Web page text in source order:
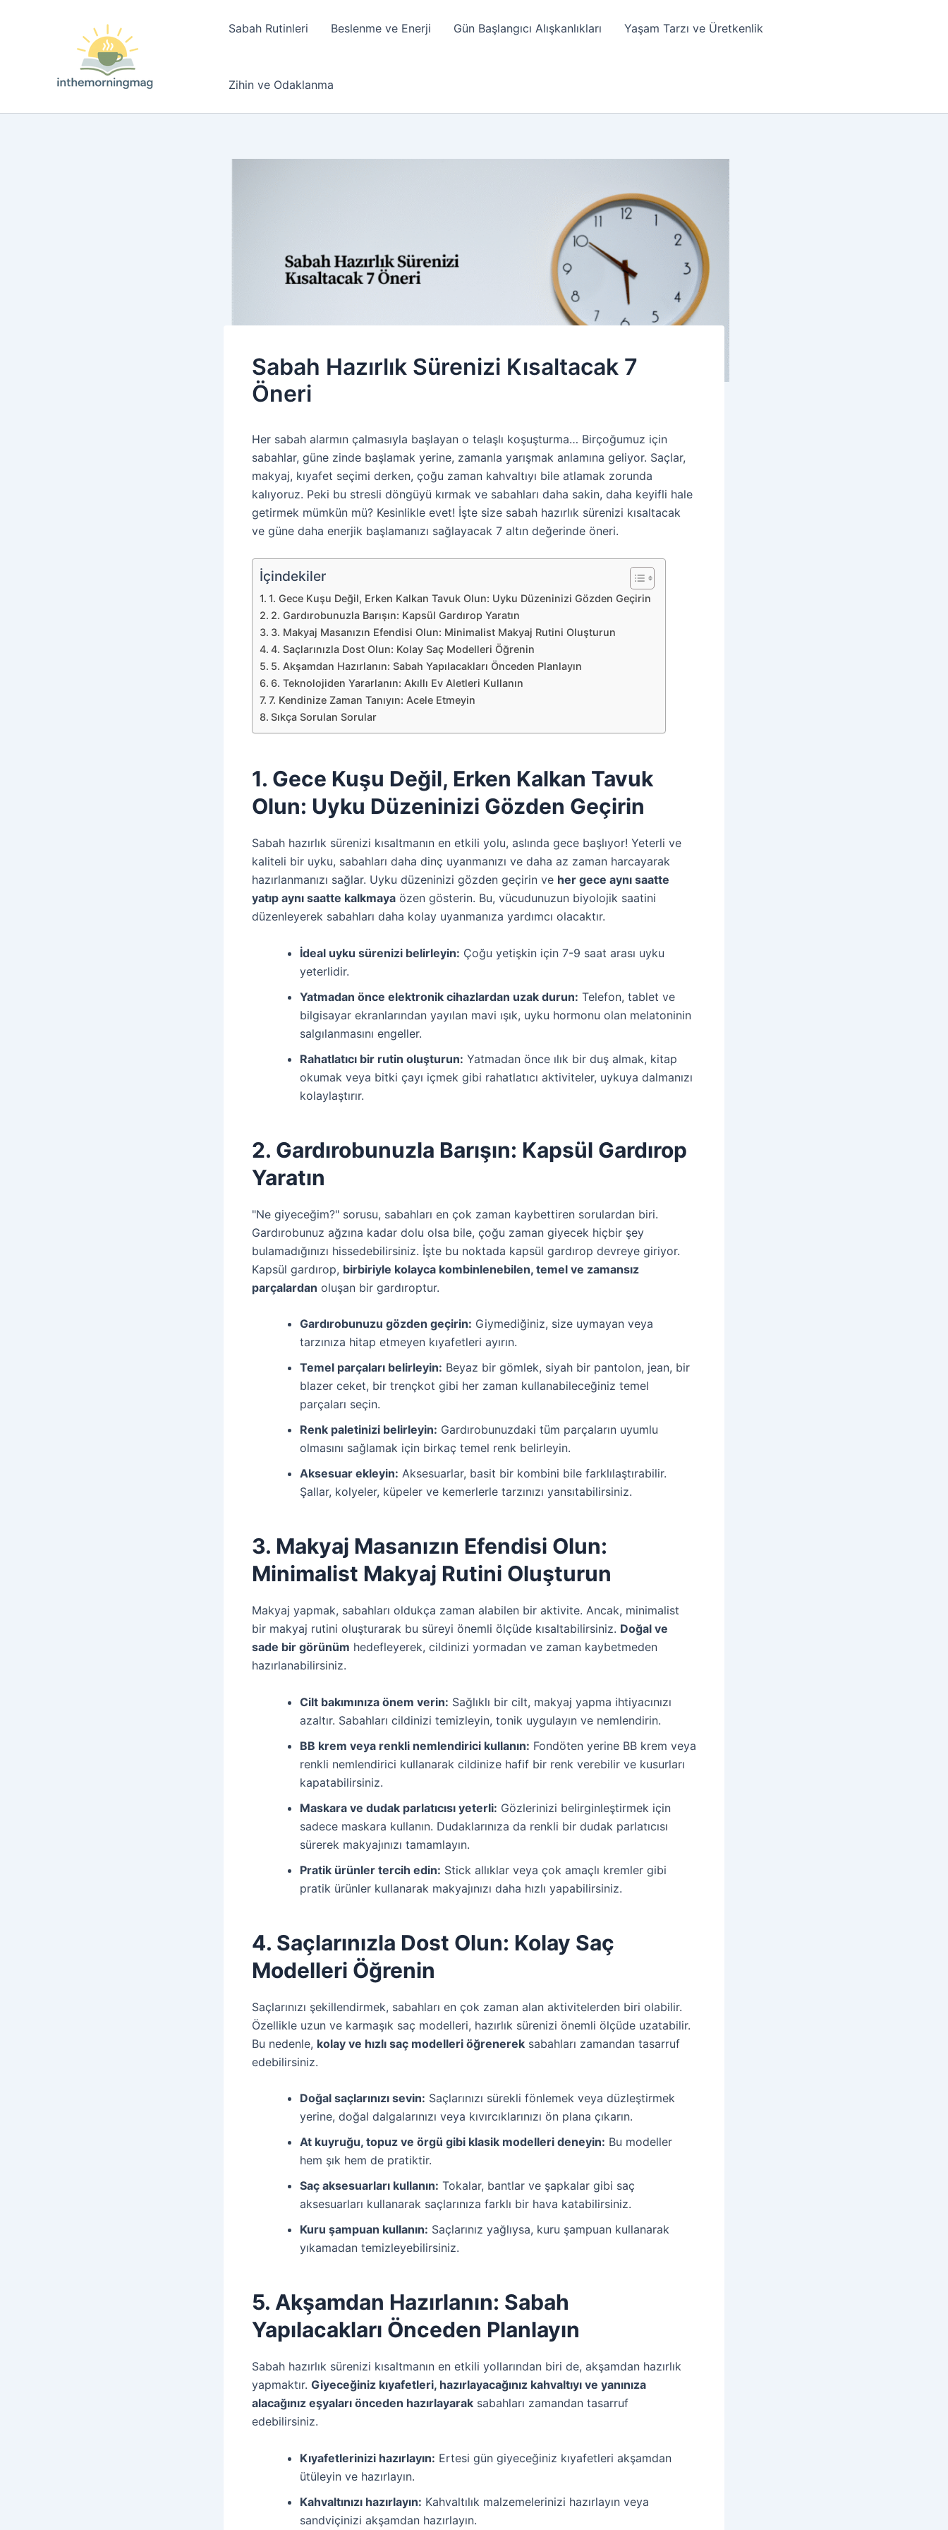
Sabah Rutinleri Beslenme ve Enerji Gün Başlangıcı Alışkanlıkları Yaşam Tarzı ve Üretkenlik
Zihin ve Odaklanma
Sabah Hazırlık Sürenizi Kısaltacak 7
Öneri
Her sabah alarmın çalmasıyla başlayan o telaşlı koşuşturma… Birçoğumuz için
sabahlar, güne zinde başlamak yerine, zamanla yarışmak anlamına geliyor. Saçlar,
makyaj, kıyafet seçimi derken, çoğu zaman kahvaltıyı bile atlamak zorunda
kalıyoruz. Peki bu stresli döngüyü kırmak ve sabahları daha sakin, daha keyifli hale
getirmek mümkün mü? Kesinlikle evet! İşte size sabah hazırlık sürenizi kısaltacak
ve güne daha enerjik başlamanızı sağlayacak 7 altın değerinde öneri.
İçindekiler
1. Gece Kuşu Değil, Erken Kalkan Tavuk Olun: Uyku Düzeninizi Gözden Geçirin
2. Gardırobunuzla Barışın: Kapsül Gardırop Yaratın
3. Makyaj Masanızın Efendisi Olun: Minimalist Makyaj Rutini Oluşturun
4. Saçlarınızla Dost Olun: Kolay Saç Modelleri Öğrenin
5. Akşamdan Hazırlanın: Sabah Yapılacakları Önceden Planlayın
6. Teknolojiden Yararlanın: Akıllı Ev Aletleri Kullanın
7. Kendinize Zaman Tanıyın: Acele Etmeyin
Sıkça Sorulan Sorular
1. Gece Kuşu Değil, Erken Kalkan Tavuk
Olun: Uyku Düzeninizi Gözden Geçirin
Sabah hazırlık sürenizi kısaltmanın en etkili yolu, aslında gece başlıyor! Yeterli ve
kaliteli bir uyku, sabahları daha dinç uyanmanızı ve daha az zaman harcayarak
hazırlanmanızı sağlar. Uyku düzeninizi gözden geçirin ve her gece aynı saatte
yatıp aynı saatte kalkmaya özen gösterin. Bu, vücudunuzun biyolojik saatini
düzenleyerek sabahları daha kolay uyanmanıza yardımcı olacaktır.
İdeal uyku sürenizi belirleyin: Çoğu yetişkin için 7-9 saat arası uyku
yeterlidir.
Yatmadan önce elektronik cihazlardan uzak durun: Telefon, tablet ve
bilgisayar ekranlarından yayılan mavi ışık, uyku hormonu olan melatoninin
salgılanmasını engeller.
Rahatlatıcı bir rutin oluşturun: Yatmadan önce ılık bir duş almak, kitap
okumak veya bitki çayı içmek gibi rahatlatıcı aktiviteler, uykuya dalmanızı
kolaylaştırır.
2. Gardırobunuzla Barışın: Kapsül Gardırop
Yaratın
"Ne giyeceğim?" sorusu, sabahları en çok zaman kaybettiren sorulardan biri.
Gardırobunuz ağzına kadar dolu olsa bile, çoğu zaman giyecek hiçbir şey
bulamadığınızı hissedebilirsiniz. İşte bu noktada kapsül gardırop devreye giriyor.
Kapsül gardırop, birbiriyle kolayca kombinlenebilen, temel ve zamansız
parçalardan oluşan bir gardıroptur.
Gardırobunuzu gözden geçirin: Giymediğiniz, size uymayan veya
tarzınıza hitap etmeyen kıyafetleri ayırın.
Temel parçaları belirleyin: Beyaz bir gömlek, siyah bir pantolon, jean, bir
blazer ceket, bir trençkot gibi her zaman kullanabileceğiniz temel
parçaları seçin.
Renk paletinizi belirleyin: Gardırobunuzdaki tüm parçaların uyumlu
olmasını sağlamak için birkaç temel renk belirleyin.
Aksesuar ekleyin: Aksesuarlar, basit bir kombini bile farklılaştırabilir.
Şallar, kolyeler, küpeler ve kemerlerle tarzınızı yansıtabilirsiniz.
3. Makyaj Masanızın Efendisi Olun:
Minimalist Makyaj Rutini Oluşturun
Makyaj yapmak, sabahları oldukça zaman alabilen bir aktivite. Ancak, minimalist
bir makyaj rutini oluşturarak bu süreyi önemli ölçüde kısaltabilirsiniz. Doğal ve
sade bir görünüm hedefleyerek, cildinizi yormadan ve zaman kaybetmeden
hazırlanabilirsiniz.
Cilt bakımınıza önem verin: Sağlıklı bir cilt, makyaj yapma ihtiyacınızı
azaltır. Sabahları cildinizi temizleyin, tonik uygulayın ve nemlendirin.
BB krem veya renkli nemlendirici kullanın: Fondöten yerine BB krem veya
renkli nemlendirici kullanarak cildinize hafif bir renk verebilir ve kusurları
kapatabilirsiniz.
Maskara ve dudak parlatıcısı yeterli: Gözlerinizi belirginleştirmek için
sadece maskara kullanın. Dudaklarınıza da renkli bir dudak parlatıcısı
sürerek makyajınızı tamamlayın.
Pratik ürünler tercih edin: Stick allıklar veya çok amaçlı kremler gibi
pratik ürünler kullanarak makyajınızı daha hızlı yapabilirsiniz.
4. Saçlarınızla Dost Olun: Kolay Saç
Modelleri Öğrenin
Saçlarınızı şekillendirmek, sabahları en çok zaman alan aktivitelerden biri olabilir.
Özellikle uzun ve karmaşık saç modelleri, hazırlık sürenizi önemli ölçüde uzatabilir.
Bu nedenle, kolay ve hızlı saç modelleri öğrenerek sabahları zamandan tasarruf
edebilirsiniz.
Doğal saçlarınızı sevin: Saçlarınızı sürekli fönlemek veya düzleştirmek
yerine, doğal dalgalarınızı veya kıvırcıklarınızı ön plana çıkarın.
At kuyruğu, topuz ve örgü gibi klasik modelleri deneyin: Bu modeller
hem şık hem de pratiktir.
Saç aksesuarları kullanın: Tokalar, bantlar ve şapkalar gibi saç
aksesuarları kullanarak saçlarınıza farklı bir hava katabilirsiniz.
Kuru şampuan kullanın: Saçlarınız yağlıysa, kuru şampuan kullanarak
yıkamadan temizleyebilirsiniz.
5. Akşamdan Hazırlanın: Sabah
Yapılacakları Önceden Planlayın
Sabah hazırlık sürenizi kısaltmanın en etkili yollarından biri de, akşamdan hazırlık
yapmaktır. Giyeceğiniz kıyafetleri, hazırlayacağınız kahvaltıyı ve yanınıza
alacağınız eşyaları önceden hazırlayarak sabahları zamandan tasarruf
edebilirsiniz.
Kıyafetlerinizi hazırlayın: Ertesi gün giyeceğiniz kıyafetleri akşamdan
ütüleyin ve hazırlayın.
Kahvaltınızı hazırlayın: Kahvaltılık malzemelerinizi hazırlayın veya
sandviçinizi akşamdan hazırlayın.